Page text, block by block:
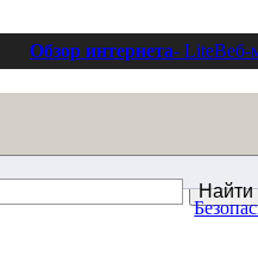
Обзор интернета- LiteВеб-